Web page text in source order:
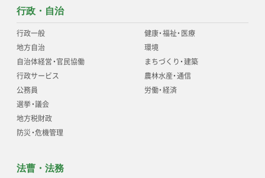
行政・自治
行政一般
地方自治
自治体経営・官民協働
行政サービス
公務員
選挙・議会
地方税財政
防災・危機管理
健康・福祉・医療
環境
まちづくり・建築
農林水産・通信
労働・経済
法曹・法務